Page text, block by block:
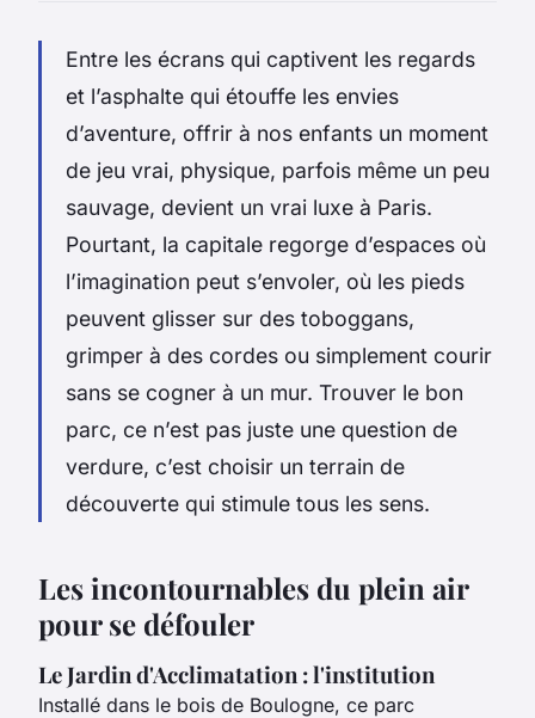
Entre les écrans qui captivent les regards
et l’asphalte qui étouffe les envies
d’aventure, offrir à nos enfants un moment
de jeu vrai, physique, parfois même un peu
sauvage, devient un vrai luxe à Paris.
Pourtant, la capitale regorge d’espaces où
l’imagination peut s’envoler, où les pieds
peuvent glisser sur des toboggans,
grimper à des cordes ou simplement courir
sans se cogner à un mur. Trouver le bon
parc, ce n’est pas juste une question de
verdure, c’est choisir un terrain de
découverte qui stimule tous les sens.
Les incontournables du plein air
pour se défouler
Le Jardin d'Acclimatation : l'institution
Installé dans le bois de Boulogne, ce parc